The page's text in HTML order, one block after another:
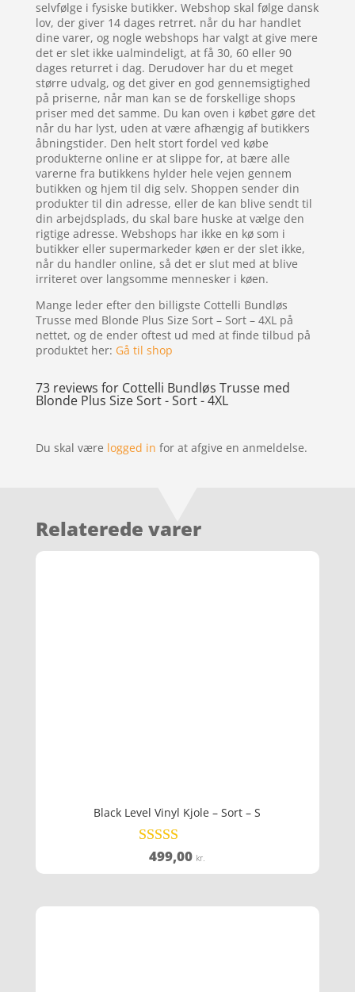
selvfølge i fysiske butikker. Webshop skal følge dansk
lov, der giver 14 dages retrret. når du har handlet
dine varer, og nogle webshops har valgt at give mere
det er slet ikke ualmindeligt, at få 30, 60 eller 90
dages returret i dag. Derudover har du et meget
større udvalg, og det giver en god gennemsigtighed
på priserne, når man kan se de forskellige shops
priser med det samme. Du kan oven i købet gøre det
når du har lyst, uden at være afhængig af butikkers
åbningstider. Den helt stort fordel ved købe
produkterne online er at slippe for, at bære alle
varerne fra butikkens hylder hele vejen gennem
butikken og hjem til dig selv. Shoppen sender din
produkter til din adresse, eller de kan blive sendt til
din arbejdsplads, du skal bare huske at vælge den
rigtige adresse. Webshops har ikke en kø som i
butikker eller supermarkeder køen er der slet ikke,
når du handler online, så det er slut med at blive
irriteret over langsomme mennesker i køen.
Mange leder efter den billigste Cottelli Bundløs
Trusse med Blonde Plus Size Sort – Sort – 4XL på
nettet, og de ender oftest ud med at finde tilbud på
produktet her: Gå til shop
73 reviews for Cottelli Bundløs Trusse med
Blonde Plus Size Sort - Sort - 4XL
Du skal være logged in for at afgive en anmeldelse.
Relaterede varer
Black Level Vinyl Kjole – Sort – S
Vurderet
4.2
499,00 kr.